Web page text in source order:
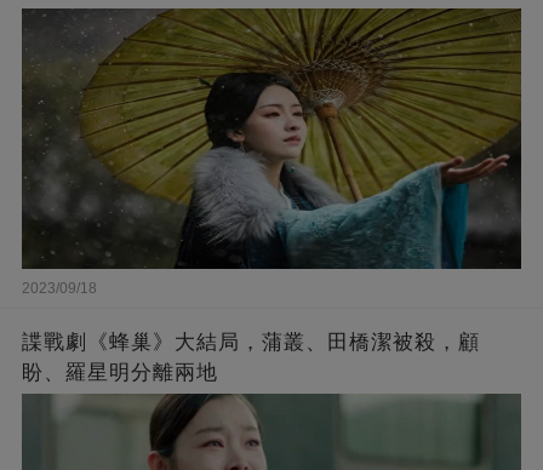
2023/09/18
諜戰劇《蜂巢》大結局，蒲叢、田橋潔被殺，顧
盼、羅星明分離兩地